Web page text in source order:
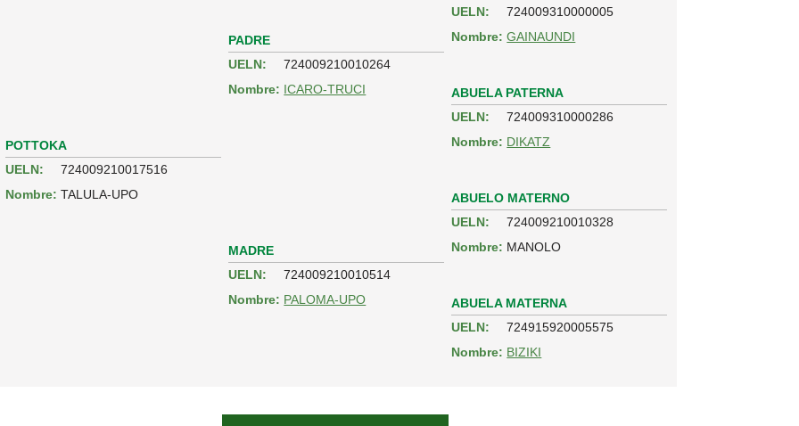
POTTOKA
UELN:
724009210017516
Nombre: TALULA-UPO
PADRE
UELN:
724009210010264
Nombre: ICARO-TRUCI
UELN:
724009310000005
Nombre: GAINAUNDI
ABUELA PATERNA
UELN:
724009310000286
Nombre: DIKATZ
MADRE
UELN:
724009210010514
Nombre: PALOMA-UPO
ABUELO MATERNO
UELN:
724009210010328
Nombre: MANOLO
ABUELA MATERNA
UELN:
724915920005575
Nombre: BIZIKI